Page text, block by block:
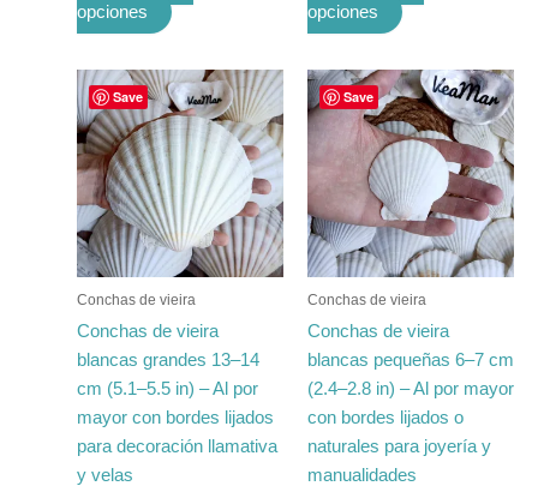
opciones
opciones
Save
Conchas de vieira
Conchas de vieira
blancas grandes 13–14
cm (5.1–5.5 in) – Al por
mayor con bordes lijados
para decoración llamativa
y velas
Rango
de
precios:
desde
€23.21
hasta
€281.81
Este
producto
tiene
múltiples
variantes.
Las
opciones
elegir
en
la
página
de
Save
Conchas de vieira
Conchas de vieira
blancas pequeñas 6–7 cm
(2.4–2.8 in) – Al por mayor
con bordes lijados o
naturales para joyería y
manualidades
Rango
de
precios:
desde
€9.85
hasta
€119.60
Este
producto
tiene
múltiples
variantes.
Las
opciones
elegir
en
la
página
de
producto